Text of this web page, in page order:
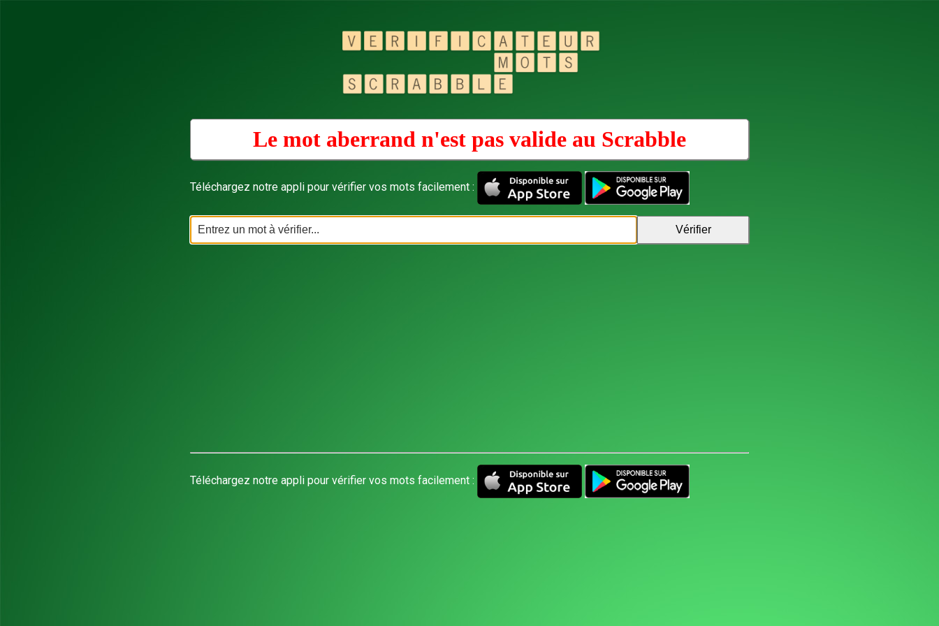
Le mot aberrand n'est pas valide au Scrabble
Téléchargez notre appli pour vérifier vos mots facilement :
Téléchargez notre appli pour vérifier vos mots facilement :